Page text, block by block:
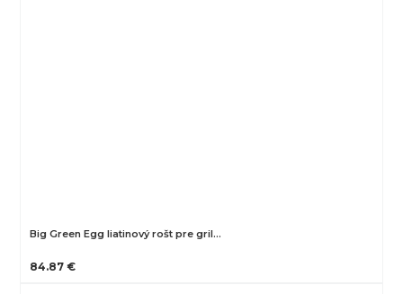
Big Green Egg liatinový rošt pre gril…
84.87 €